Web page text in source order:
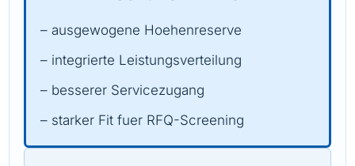
– ausgewogene Hoehenreserve
– integrierte Leistungsverteilung
– besserer Servicezugang
– starker Fit fuer RFQ-Screening